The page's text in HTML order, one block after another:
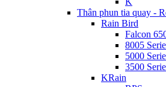
Thân phun tia quay -
Rain Bird
Falcon
8005
5000
3500
KRain